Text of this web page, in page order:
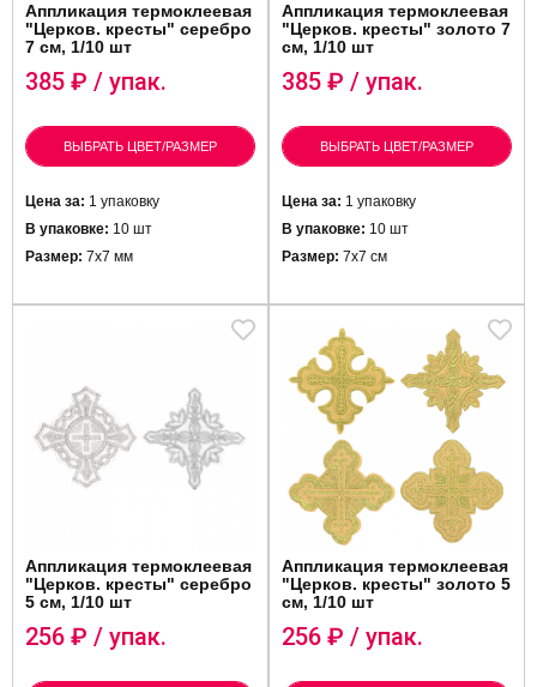
Аппликация термоклеевая
"Церков. кресты" серебро
7 см, 1/10 шт
385 ₽ / упак.
ВЫБРАТЬ ЦВЕТ/РАЗМЕР
Цена за: 1 упаковку
В упаковке: 10 шт
Размер: 7х7 мм
Аппликация термоклеевая
"Церков. кресты" золото 7
см, 1/10 шт
385 ₽ / упак.
ВЫБРАТЬ ЦВЕТ/РАЗМЕР
Цена за: 1 упаковку
В упаковке: 10 шт
Размер: 7х7 см
Аппликация термоклеевая
"Церков. кресты" серебро
5 см, 1/10 шт
256 ₽ / упак.
Аппликация термоклеевая
"Церков. кресты" золото 5
см, 1/10 шт
256 ₽ / упак.